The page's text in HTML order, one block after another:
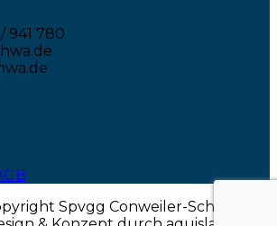
941 780
Spvgg Conweiler-Schwann